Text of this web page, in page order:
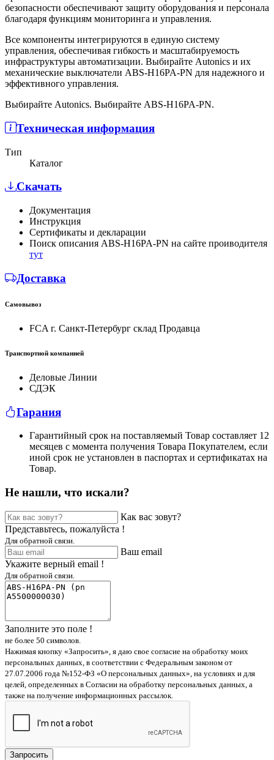
безопасности обеспечивают защиту оборудования и персонала
благодаря функциям мониторинга и управления.
Все компоненты интегрируются в единую систему
управления, обеспечивая гибкость и масштабируемость
инфраструктуры автоматизации. Выбирайте Autonics и их
механические выключатели ABS-H16PA-PN для надежного и
эффективного управления.
Выбирайте Autonics. Выбирайте ABS-H16PA-PN.
Техническая информация
Тип
Каталог
Скачать
Документация
Инструкция
Сертификаты и декларации
Поиск описания ABS-H16PA-PN на сайте проиводителя
тут
Доставка
Самовывоз
FCA г. Санкт-Петербург склад Продавца
Транспортной компанией
Деловые Линии
СДЭК
Гарания
Гарантийный срок на поставляемый Товар составляет 12
месяцев с момента получения Товара Покупателем, если
иной срок не установлен в паспортах и сертификатах на
Товар.
Не нашли, что искали?
Как вас зовут?
Представьтесь, пожалуйста !
Для обратной связи.
Ваш email
Укажите верный email !
Для обратной связи.
Заполните это поле !
не более 50 символов.
Нажимая кнопку «Запросить», я даю свое согласие на обработку моих
персональных данных, в соответствии с Федеральным законом от
27.07.2006 года №152-ФЗ «О персональных данных», на условиях и для
целей, определенных в Согласии на обработку персональных данных, а
также на получение информационных рассылок.
Запросить